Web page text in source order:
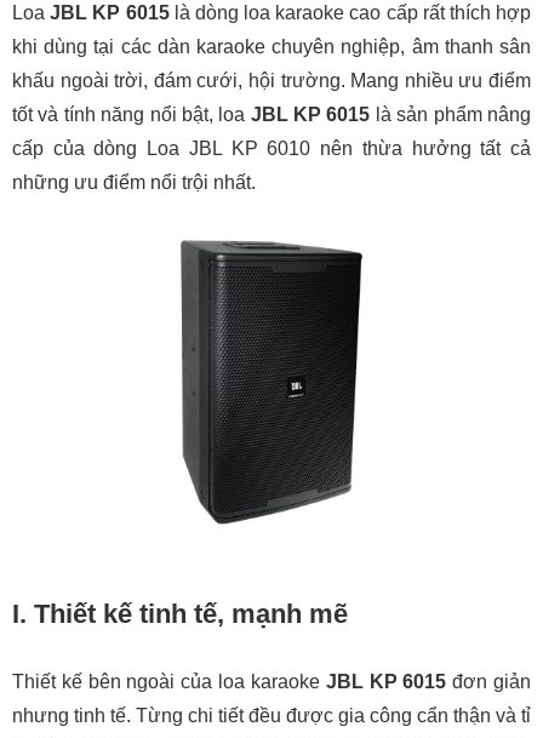
LoaJBL KP 6015là dòng loa karaoke cao cấp rất thích hợp
khi dùng tại các dàn karaoke chuyên nghiệp, âm thanh sân
khấu ngoài trời, đám cưới, hội trường. Mang nhiều ưu điểm
tốt và tính năng nổi bật, loa JBL KP 6015 là sản phẩm nâng
cấp của dòng Loa JBL KP 6010 nên thừa hưởng tất cả
những ưu điểm nổi trội nhất.
I. Thiết kế tinh tế, mạnh mẽ
Thiết kế bên ngoài của loa karaoke JBL KP 6015 đơn giản
nhưng tinh tế. Từng chi tiết đều được gia công cẩn thận và tỉ